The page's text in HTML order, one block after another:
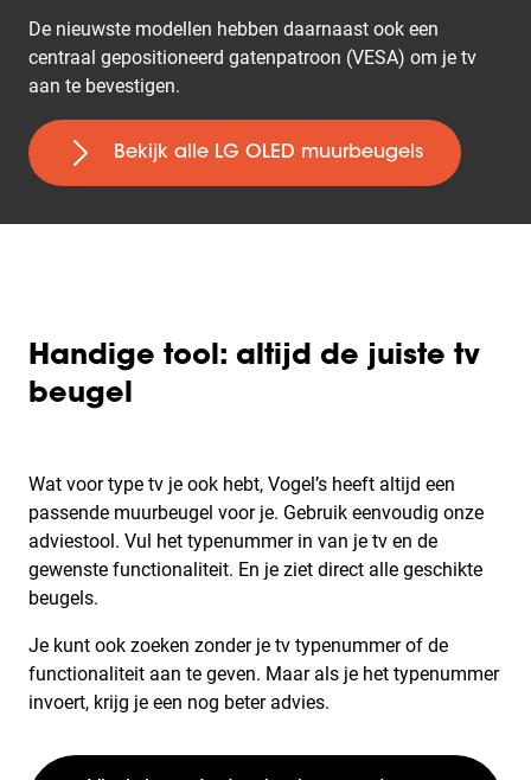
De nieuwste modellen hebben daarnaast ook een
centraal gepositioneerd gatenpatroon (VESA) om je tv
aan te bevestigen.
Bekijk alle LG OLED muurbeugels
Handige tool: altijd de juiste tv
beugel
Wat voor type tv je ook hebt, Vogel’s heeft altijd een
passende muurbeugel voor je. Gebruik eenvoudig onze
adviestool. Vul het typenummer in van je tv en de
gewenste functionaliteit. En je ziet direct alle geschikte
beugels.
Je kunt ook zoeken zonder je tv typenummer of de
functionaliteit aan te geven. Maar als je het typenummer
invoert, krijg je een nog beter advies.